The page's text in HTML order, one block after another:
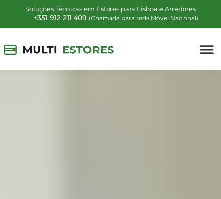
Soluções Técnicas em Estores para Lisboa e Arredores
+351 912 211 409 (Chamada para rede Móvel Nacional)